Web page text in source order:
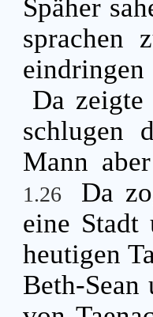
Späher
sprachen
Da
schlugen
Mann
1.26
Da
eine
heutigen
Beth-